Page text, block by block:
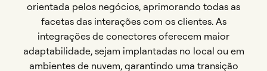
orientada pelos negócios, aprimorando todas as
facetas das interações com os clientes. As
integrações de conectores oferecem maior
adaptabilidade, sejam implantadas no local ou em
ambientes de nuvem, garantindo uma transição